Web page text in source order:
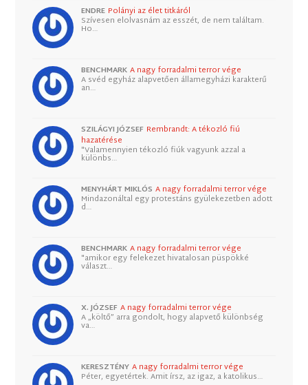
ENDRE Polányi az élet titkáról
Szívesen elolvasnám az esszét, de nem találtam.
Ho…
BENCHMARK A nagy forradalmi terror vége
A svéd egyház alapvetően államegyházi karakterű
an…
SZILÁGYI JÓZSEF Rembrandt: A tékozló fiú
hazatérése
"Valamennyien tékozló fiúk vagyunk azzal a
különbs…
MENYHÁRT MIKLÓS A nagy forradalmi terror vége
Mindazonáltal egy protestáns gyülekezetben adott
d…
BENCHMARK A nagy forradalmi terror vége
"amikor egy felekezet hivatalosan püspökké
választ…
X. JÓZSEF A nagy forradalmi terror vége
A „költő” arra gondolt, hogy alapvető különbség
va…
KERESZTÉNY A nagy forradalmi terror vége
Péter, egyetértek. Amit írsz, az igaz, a katolikus…